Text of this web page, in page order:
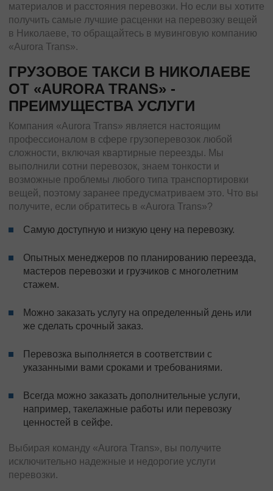
материалов и расстояния перевозки. Но если вы хотите
получить самые лучшие расценки на перевозку вещей
в Николаеве, то обращайтесь в мувинговую компанию
«Aurora Trans».
ГРУЗОВОЕ ТАКСИ В НИКОЛАЕВЕ
ОТ «AURORA TRANS» -
ПРЕИМУЩЕСТВА УСЛУГИ
Компания «Aurora Trans» является настоящим
профессионалом в сфере грузоперевозок любой
сложности, включая квартирные переезды. Мы
выполнили сотни перевозок, знаем тонкости и
возможные проблемы любого типа транспортировки
вещей, поэтому заранее предусматриваем это. Что вы
получите, если обратитесь в «Aurora Trans»?
Самую доступную и низкую цену на перевозку.
Опытных менеджеров по планированию переезда,
мастеров перевозки и грузчиков с многолетним
стажем.
Можно заказать услугу на определенный день или
же сделать срочный заказ.
Перевозка выполняется в соответствии с
указанными вами сроками и требованиями.
Всегда можно заказать дополнительные услуги,
например, такелажные работы или перевозку
ценностей в сейфе.
Выбирая команду «Aurora Trans», вы получите
исключительно надежные и недорогие услуги
перевозки.